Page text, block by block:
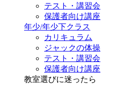
テスト・講習会
保護者向け講座
年少/年少下クラス
カリキュラム
ジャックの体操
テスト・講習会
保護者向け講座
教室選びに迷ったら